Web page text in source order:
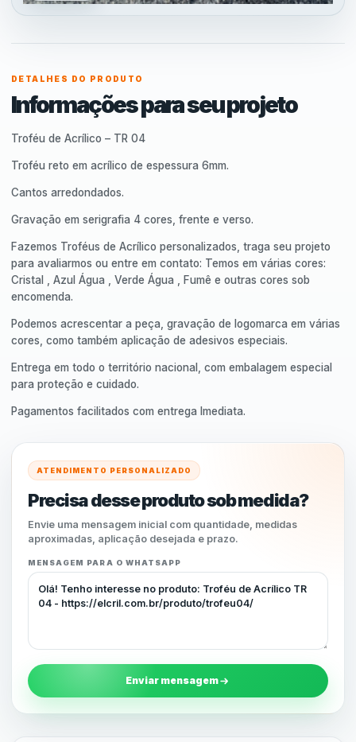
DETALHES DO PRODUTO
Informações para seu projeto
Troféu de Acrílico – TR 04
Troféu reto em acrílico de espessura 6mm.
Cantos arredondados.
Gravação em serigrafia 4 cores, frente e verso.
Fazemos Troféus de Acrílico personalizados, traga seu projeto
para avaliarmos ou entre em contato: Temos em várias cores:
Cristal , Azul Água , Verde Água , Fumê e outras cores sob
encomenda.
Podemos acrescentar a peça, gravação de logomarca em várias
cores, como também aplicação de adesivos especiais.
Entrega em todo o território nacional, com embalagem especial
para proteção e cuidado.
Pagamentos facilitados com entrega Imediata.
ATENDIMENTO PERSONALIZADO
Precisa desse produto sob medida?
Envie uma mensagem inicial com quantidade, medidas
aproximadas, aplicação desejada e prazo.
MENSAGEM PARA O WHATSAPP
Enviar mensagem